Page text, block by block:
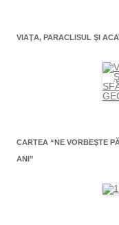
VIAŢA, PARACLISUL ŞI
CARTEA “NE VORBEŞTE
ANI”